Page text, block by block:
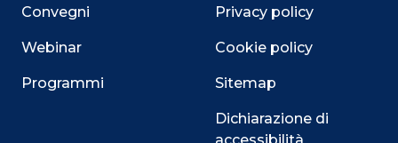
Convegni
Webinar
Programmi
Privacy policy
Cookie policy
Sitemap
Dichiarazione di